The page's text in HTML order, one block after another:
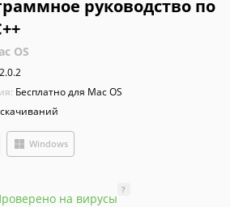
руководство по
OS
2.0.2
Бесплатно для Mac OS
Windows
на вирусы
?